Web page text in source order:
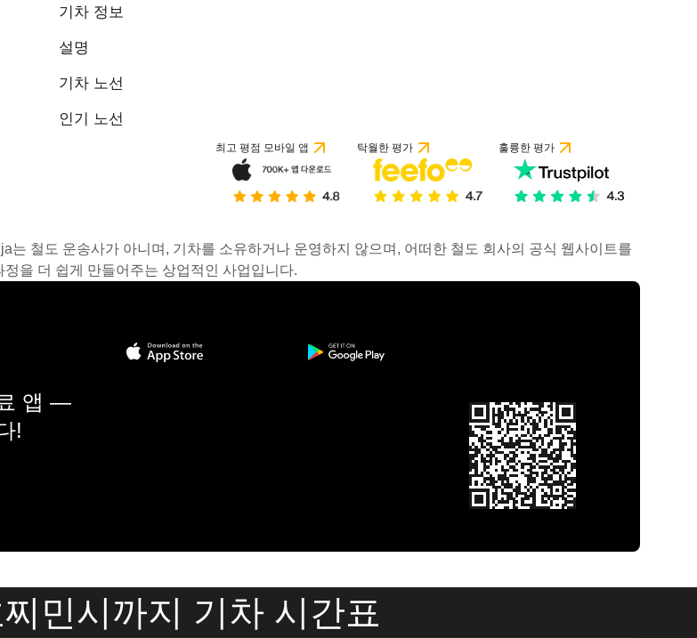
기차 정보
설명
기차 노선
인기 노선
최고 평점 모바일 앱 탁월한 평가 훌륭한 평가
철도 운송사가 아니며, 기차를 소유하거나 운영하지 않으며, 어떠한 철도 회사의 공식 웹사이트를
을 더 쉽게 만들어주는 상업적인 사업입니다.
앱 —
!
민시까지 기차 시간표